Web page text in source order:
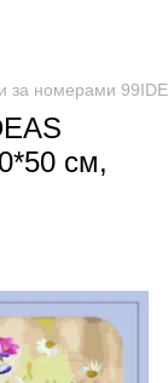
за номерами
см,